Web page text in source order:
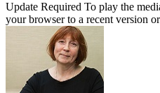
Update Required To play the
your browser to a recent version